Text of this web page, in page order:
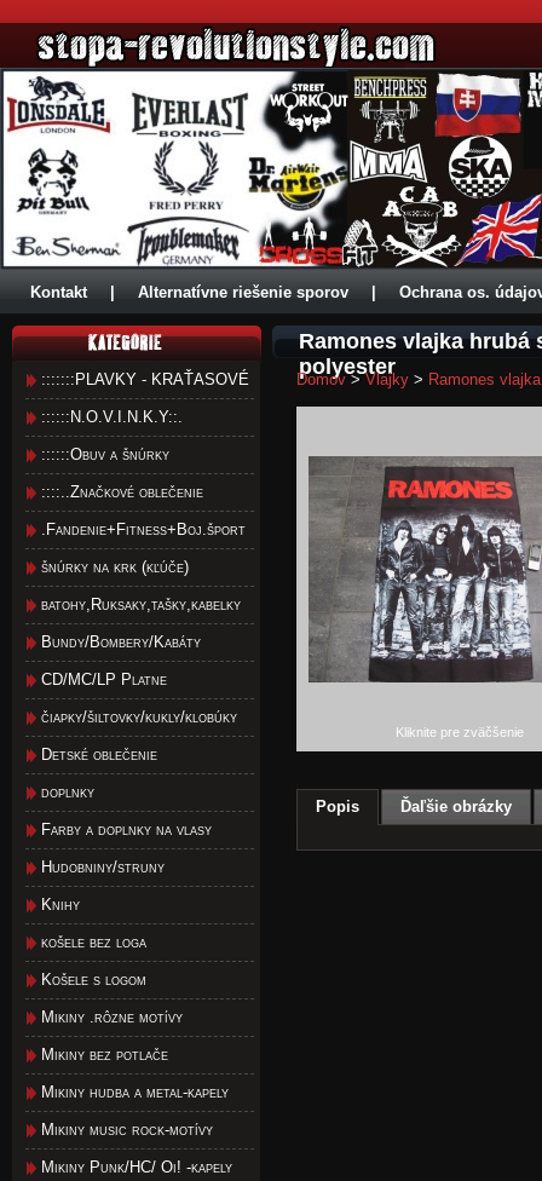
Kontakt Alternatívne riešenie sporov Ochrana os.
:::::::PLAVKY - KRAŤASOVÉ
::::::N.O.V.I.N.K.Y::.
::::::Obuv a šnúrky
::::..Značkové oblečenie
.Fandenie+Fitness+Boj.šport
šnúrky na krk (kľúče)
batohy,Ruksaky,tašky,kabelky
Bundy/Bombery/Kabáty
CD/MC/LP Platne
čiapky/šiltovky/kukly/klobúky
Detské oblečenie
doplnky
Farby a doplnky na vlasy
Hudobniny/struny
Knihy
košele bez loga
Košele s logom
Mikiny .rôzne motívy
Mikiny bez potlače
Mikiny hudba a metal-kapely
Mikiny music rock-motívy
Mikiny Punk/HC/ Oi! -kapely
Ramones vlajka hrubá
polyester
Domov>Vlajky > Ramones
Kliknite pre zväčšenie
Popis Ďaľšie obrázky